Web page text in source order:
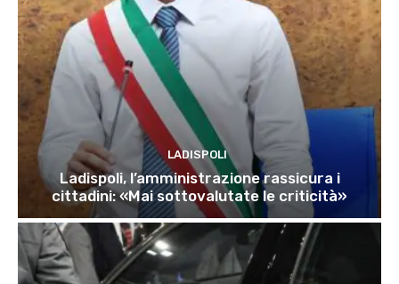
LADISPOLI
Ladispoli, l’amministrazione rassicura i
cittadini: «Mai sottovalutate le criticità»